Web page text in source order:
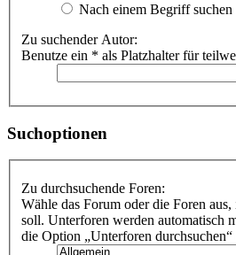
Nach einem Begriff suchen
Zu suchender Autor:
Benutze ein * als Platzhalter für
Suchoptionen
Zu durchsuchende Foren:
Wähle das Forum oder die Foren
soll. Unterforen werden automatisch
die Option „Unterforen